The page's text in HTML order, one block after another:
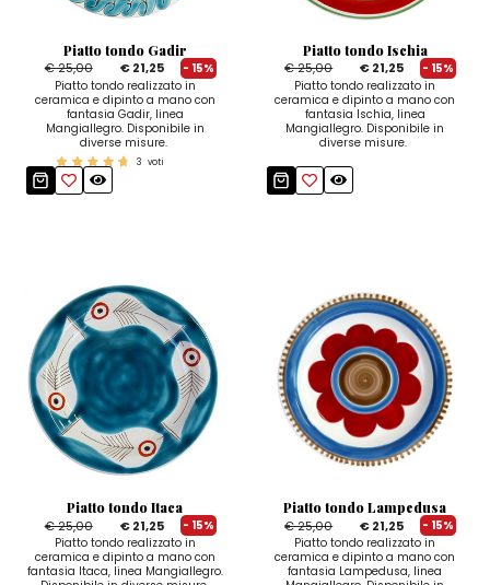
Piatto tondo Gadir
€ 25,00
€ 21,25
- 15%
Piatto tondo realizzato in
ceramica e dipinto a mano con
fantasia Gadir, linea
Mangiallegro. Disponibile in
diverse misure.
3 voti
Piatto tondo Ischia
€ 25,00
€ 21,25
- 15%
Piatto tondo realizzato in
ceramica e dipinto a mano con
fantasia Ischia, linea
Mangiallegro. Disponibile in
diverse misure.
Piatto tondo Itaca
€ 25,00
€ 21,25
- 15%
Piatto tondo realizzato in
ceramica e dipinto a mano con
fantasia Itaca, linea Mangiallegro.
Piatto tondo Lampedusa
€ 25,00
€ 21,25
- 15%
Piatto tondo realizzato in
ceramica e dipinto a mano con
fantasia Lampedusa, linea